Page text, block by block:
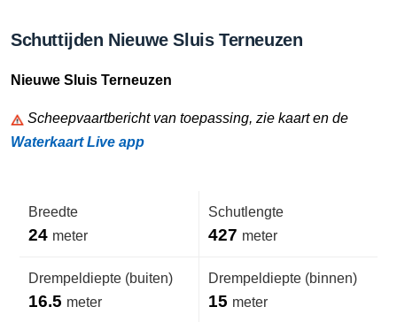
Schuttijden Nieuwe Sluis Terneuzen
Nieuwe Sluis Terneuzen
Scheepvaartbericht van toepassing, zie kaart en de
Waterkaart Live app
Breedte
24 meter
Schutlengte
427 meter
Drempeldiepte (buiten)
16.5 meter
Drempeldiepte (binnen)
15 meter